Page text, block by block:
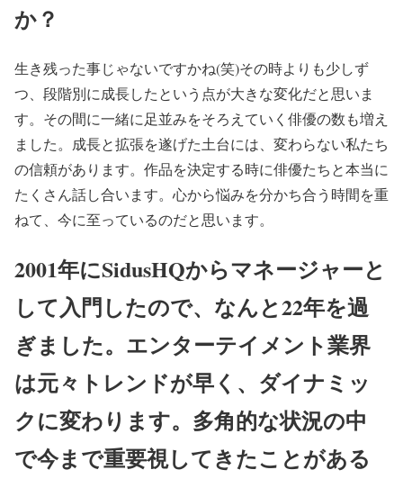
か？
生き残った事じゃないですかね(笑)その時よりも少しず
つ、段階別に成長したという点が大きな変化だと思いま
す。その間に一緒に足並みをそろえていく俳優の数も増え
ました。成長と拡張を遂げた土台には、変わらない私たち
の信頼があります。作品を決定する時に俳優たちと本当に
たくさん話し合います。心から悩みを分かち合う時間を重
ねて、今に至っているのだと思います。
2001年にSidusHQからマネージャーと
して入門したので、なんと22年を過
ぎました。エンターテイメント業界
は元々トレンドが早く、ダイナミッ
クに変わります。多角的な状況の中
で今まで重要視してきたことがある